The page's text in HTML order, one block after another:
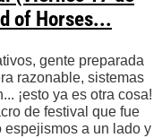
of Horses...
gente preparada
razonable, sistemas
¡esto ya es otra cosa!
de festival que fue
espejismos a un lado y